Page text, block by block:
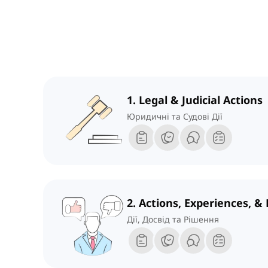
1. Legal & Judicial Actions
Юридичні та Судові Дії
2. Actions, Experiences, &
Дії, Досвід та Рішення